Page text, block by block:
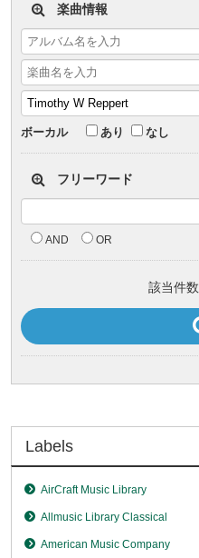
楽曲情報
ボーカル あり なし
フリーワード
AND OR
該当件数
Labels
AirCraft Music Library
Allmusic Library Classical
American Music Company